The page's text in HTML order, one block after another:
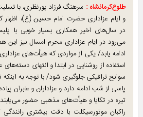
طلوع‌‌کرمانشاه : سرهنگ فرزاد پورنظری، با
و ایام عزاداری حضرت امام حسین (ع)،
در سال‌های اخیر همکاری بسیار خوبی با
می‌رود در ایام عزاداری محرم امسال نیز
ادامه یابد/ یکی از مواردی که هیأت‌های
استفاده از روشنایی در ابتدا و انتهای دسته‌های
سوانح ترافیکی جلوگیری شود/ با توجه به اینکه
پاسی از شب ادامه دارد و عزاداران و عابران
تیره در تکایا و هیأت‌های مذهبی حضور
راکبان موتورسیکلت با دقت بیشتری